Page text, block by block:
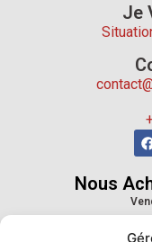
Je
Nous
Vendre